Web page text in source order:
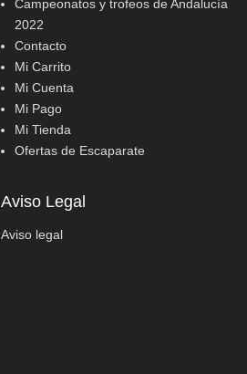
Campeonatos y trofeos de Andalucía
2022
Contacto
Mi Carrito
Mi Cuenta
Mi Pago
Mi Tienda
Ofertas de Escaparate
Aviso Legal
Aviso legal